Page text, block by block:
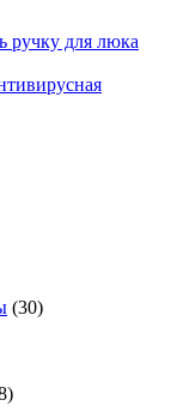
ручку для люка
(30)